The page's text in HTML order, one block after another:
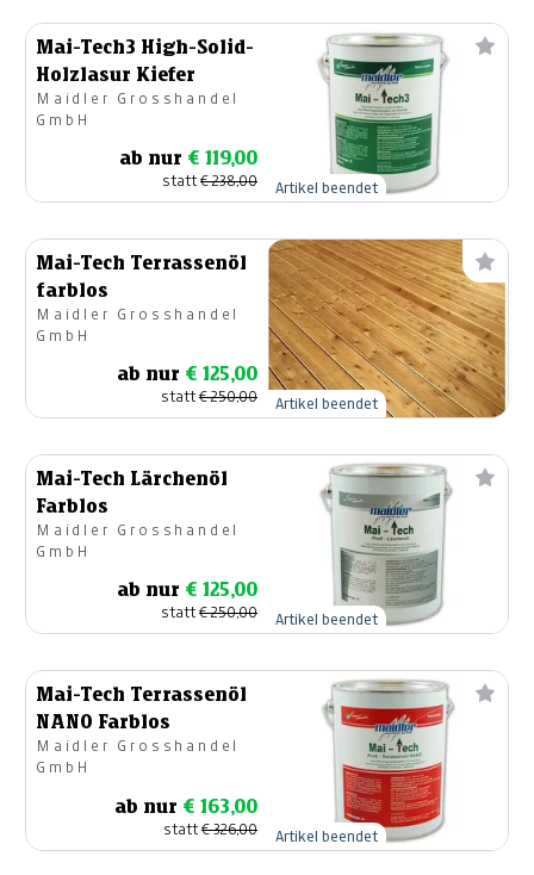
Mai-Tech3 High-Solid-
Holzlasur Kiefer
Maidler Grosshandel
GmbH
ab nur € 119,00
statt€ 238,00 Artikel beendet
Mai-Tech Terrassenöl
farblos
Maidler Grosshandel
GmbH
ab nur € 125,00
statt€ 250,00 Artikel beendet
Mai-Tech Lärchenöl
Farblos
Maidler Grosshandel
GmbH
ab nur € 125,00
statt€ 250,00 Artikel beendet
Mai-Tech Terrassenöl
NANO Farblos
Maidler Grosshandel
GmbH
ab nur € 163,00
statt€ 326,00 Artikel beendet